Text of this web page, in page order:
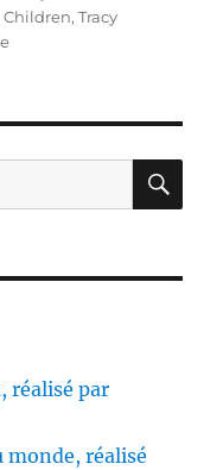
Children,Tracy
sur
De
gentils
réalisé par
réalisé